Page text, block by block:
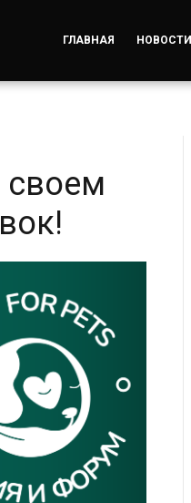
ГЛАВНАЯ НОВОСТИ
своем